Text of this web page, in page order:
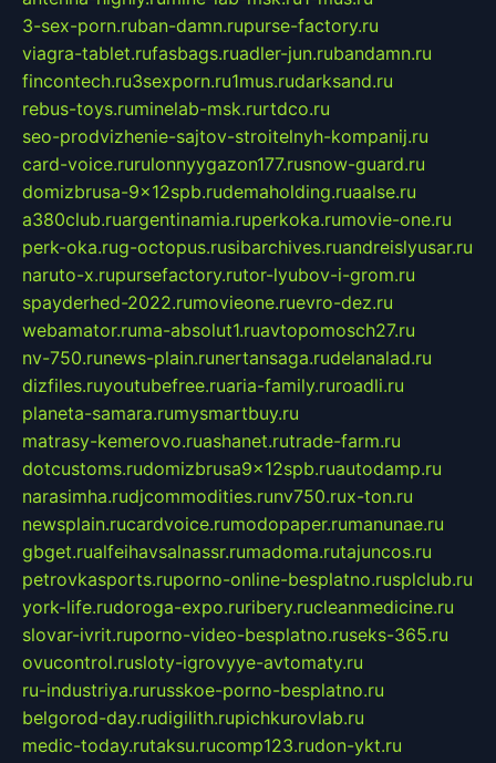
3-sex-porn.ruban-damn.rupurse-factory.ru
viagra-tablet.rufasbags.ruadler-jun.rubandamn.ru
fincontech.ru3sexporn.ru1mus.rudarksand.ru
rebus-toys.ruminelab-msk.rurtdco.ru
seo-prodvizhenie-sajtov-stroitelnyh-kompanij.ru
card-voice.rurulonnyygazon177.rusnow-guard.ru
domizbrusa-9x12spb.rudemaholding.ruaalse.ru
a380club.ruargentinamia.ruperkoka.rumovie-one.ru
perk-oka.rug-octopus.rusibarchives.ruandreislyusar.ru
naruto-x.rupursefactory.rutor-lyubov-i-grom.ru
spayderhed-2022.rumovieone.ruevro-dez.ru
webamator.ruma-absolut1.ruavtopomosch27.ru
nv-750.runews-plain.runertansaga.rudelanalad.ru
dizfiles.ruyoutubefree.ruaria-family.ruroadli.ru
planeta-samara.rumysmartbuy.ru
matrasy-kemerovo.ruashanet.rutrade-farm.ru
dotcustoms.rudomizbrusa9x12spb.ruautodamp.ru
narasimha.rudjcommodities.runv750.rux-ton.ru
newsplain.rucardvoice.rumodopaper.rumanunae.ru
gbget.rualfeihavsalnassr.rumadoma.rutajuncos.ru
petrovkasports.ruporno-online-besplatno.rusplclub.ru
york-life.rudoroga-expo.ruribery.rucleanmedicine.ru
slovar-ivrit.ruporno-video-besplatno.ruseks-365.ru
ovucontrol.rusloty-igrovyye-avtomaty.ru
ru-industriya.rurusskoe-porno-besplatno.ru
belgorod-day.rudigilith.rupichkurovlab.ru
medic-today.rutaksu.rucomp123.rudon-ykt.ru